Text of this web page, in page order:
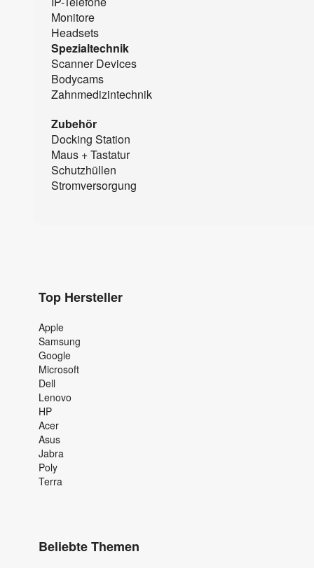
Monitore
Headsets
Spezialtechnik
Scanner Devices
Bodycams
Zahnmedizintechnik
Zubehör
Docking Station
Maus + Tastatur
Schutzhüllen
Stromversorgung
Top Hersteller
Apple
Samsung
Google
Microsoft
Dell
Lenovo
HP
Acer
Asus
Jabra
Poly
Terra
Beliebte Themen